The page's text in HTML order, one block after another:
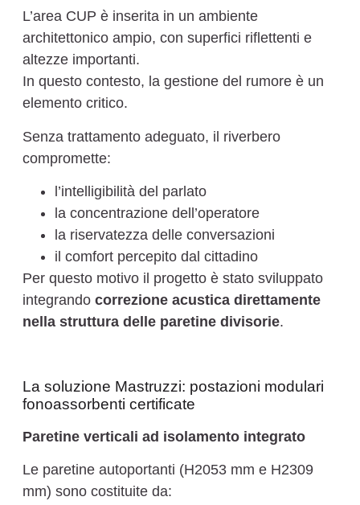
L’area CUP è inserita in un ambiente
architettonico ampio, con superfici riflettenti e
altezze importanti.
In questo contesto, la gestione del rumore è un
elemento critico.
Senza trattamento adeguato, il riverbero
compromette:
l’intelligibilità del parlato
la concentrazione dell’operatore
la riservatezza delle conversazioni
il comfort percepito dal cittadino
Per questo motivo il progetto è stato sviluppato
integrando correzione acustica direttamente
nella struttura delle paretine divisorie.
La soluzione Mastruzzi: postazioni modulari
fonoassorbenti certificate
Paretine verticali ad isolamento integrato
Le paretine autoportanti (H2053 mm e H2309
mm) sono costituite da: